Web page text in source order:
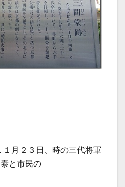
月２３日、時の三代将軍
と市民の